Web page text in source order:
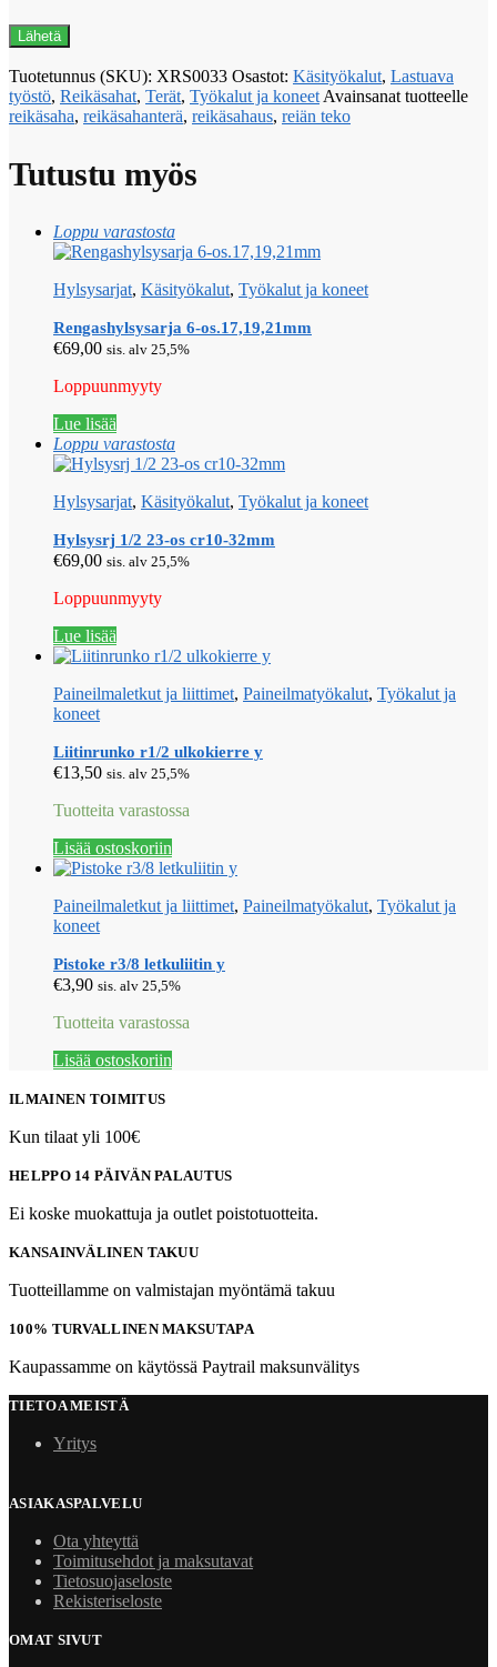
Tuotetunnus (SKU): XRS0033 Osastot: Käsityökalut, Lastuava
työstö, Reikäsahat, Terät, Työkalut ja koneet Avainsanat tuotteelle
reikäsaha, reikäsahanterä, reikäsahaus, reiän teko
Tutustu myös
Loppu varastosta
Hylsysarjat, Käsityökalut, Työkalut ja koneet
Rengashylsysarja 6-os.17,19,21mm
€69,00 sis. alv 25,5%
Loppuunmyyty
Lue lisää
Loppu varastosta
Hylsysarjat, Käsityökalut, Työkalut ja koneet
Hylsysrj 1/2 23-os cr10-32mm
€69,00 sis. alv 25,5%
Loppuunmyyty
Lue lisää
Paineilmaletkut ja liittimet, Paineilmatyökalut, Työkalut ja
koneet
Liitinrunko r1/2 ulkokierre y
€13,50 sis. alv 25,5%
Tuotteita varastossa
Lisää ostoskoriin
Paineilmaletkut ja liittimet, Paineilmatyökalut, Työkalut ja
koneet
Pistoke r3/8 letkuliitin y
€3,90 sis. alv 25,5%
Tuotteita varastossa
Lisää ostoskoriin
ILMAINEN TOIMITUS
Kun tilaat yli 100€
HELPPO 14 PÄIVÄN PALAUTUS
Ei koske muokattuja ja outlet poistotuotteita.
KANSAINVÄLINEN TAKUU
Tuotteillamme on valmistajan myöntämä takuu
100% TURVALLINEN MAKSUTAPA
Kaupassamme on käytössä Paytrail maksunvälitys
TIETOA MEISTÄ
Yritys
ASIAKASPALVELU
Ota yhteyttä
Toimitusehdot ja maksutavat
Tietosuojaseloste
Rekisteriseloste
OMAT SIVUT